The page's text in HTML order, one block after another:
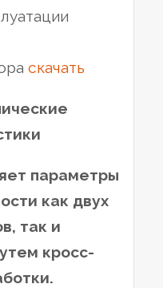
скачать
параметры
как двух
так и
кросс-